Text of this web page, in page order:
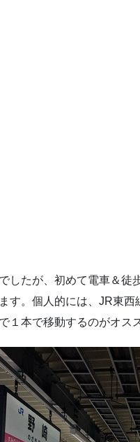
したが、初めて電車＆
す。個人的には、JR東
１本で移動するのがオス